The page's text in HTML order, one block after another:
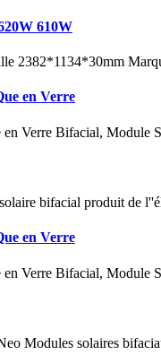
610W
2382*1134*30mm
en Verre
Verre Bifacial,
bifacial produit de
en Verre
Verre Bifacial,
Modules solaires